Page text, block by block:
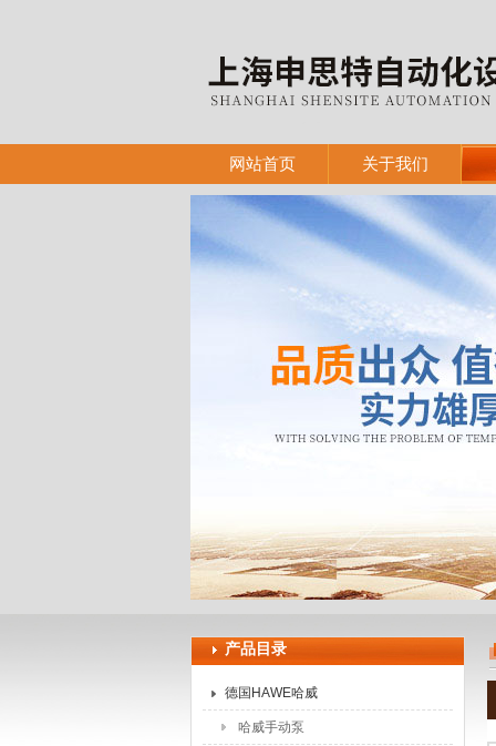
上海申思特自动化设备有限公司
网站首页 关于我们
产品目录
德国HAWE哈威
哈威手动泵